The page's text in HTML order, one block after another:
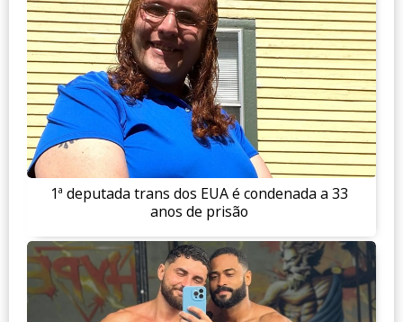
1ª deputada trans dos EUA é condenada a 33
anos de prisão